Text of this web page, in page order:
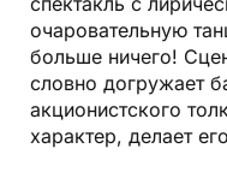
очаровательную
больше ничего!
словно догружает
акционистского
характер, делает